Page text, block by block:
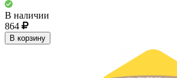
В наличии
864
В корзину